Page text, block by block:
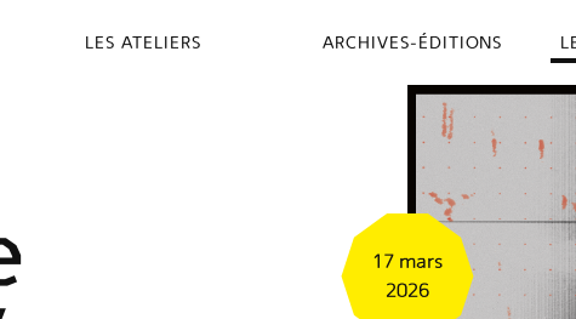
LES ATELIERS ARCHIVES-ÉDITIONS
17 mars
2026